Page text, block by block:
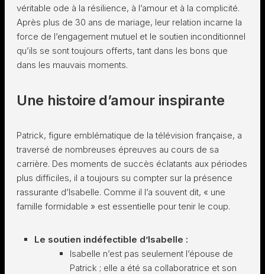
véritable ode à la résilience, à l’amour et à la complicité.
Après plus de 30 ans de mariage, leur relation incarne la
force de l’engagement mutuel et le soutien inconditionnel
qu’ils se sont toujours offerts, tant dans les bons que
dans les mauvais moments.
Une histoire d’amour inspirante
Patrick, figure emblématique de la télévision française, a
traversé de nombreuses épreuves au cours de sa
carrière. Des moments de succès éclatants aux périodes
plus difficiles, il a toujours su compter sur la présence
rassurante d’Isabelle. Comme il l’a souvent dit, « une
famille formidable » est essentielle pour tenir le coup.
Le soutien indéfectible d’Isabelle :
Isabelle n’est pas seulement l’épouse de
Patrick ; elle a été sa collaboratrice et son